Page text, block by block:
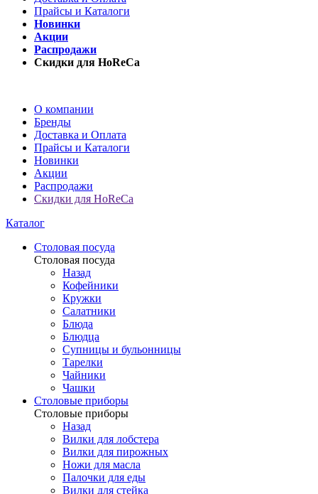
Прайсы и Каталоги
Новинки
Акции
Распродажи
Скидки для HoReCa
О компании
Бренды
Доставка и Оплата
Прайсы и Каталоги
Новинки
Акции
Распродажи
Скидки для HoReCa
Каталог
Столовая посуда
Столовая посуда
Назад
Кофейники
Кружки
Салатники
Блюда
Блюдца
Супницы и бульонницы
Тарелки
Чайники
Чашки
Cтоловые приборы
Cтоловые приборы
Назад
Вилки для лобстера
Вилки для пирожных
Ножи для масла
Палочки для еды
Вилки для стейка